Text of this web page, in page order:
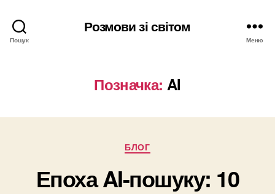
Пошук
Розмови зі світом
Меню
Позначка: AI
Категорії
БЛОГ
Епоха AI-пошуку: 10